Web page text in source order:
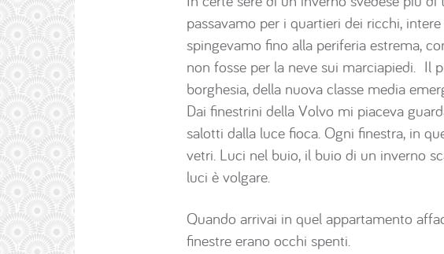
passavamo per i quartieri dei ricchi,
spingevamo fino alla periferia estrema,
non fosse per la neve sui marciapiedi. Il
borghesia, della nuova classe media
Dai finestrini della Volvo mi piaceva
salotti dalla luce fioca. Ogni finestra, in
vetri. Luci nel buio, il buio di un inverno
luci è volgare.
Quando arrivai in quel appartamento
finestre erano occhi spenti.